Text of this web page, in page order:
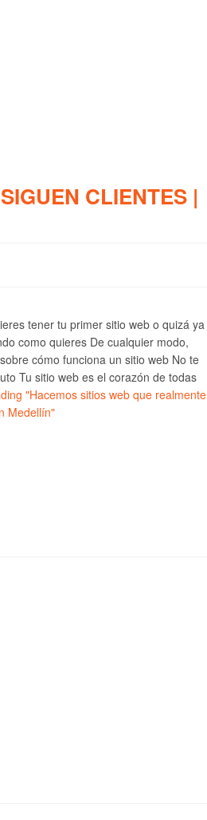
CLIENTES |
tener tu primer sitio web o quizá ya
como quieres De cualquier modo,
cómo funciona un sitio web No te
Tu sitio web es el corazón de todas
"Hacemos sitios web que realmente
Medellín"